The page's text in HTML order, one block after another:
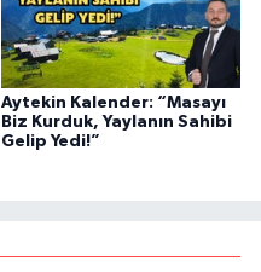
Aytekin Kalender: “Masayı
Biz Kurduk, Yaylanın Sahibi
Gelip Yedi!”